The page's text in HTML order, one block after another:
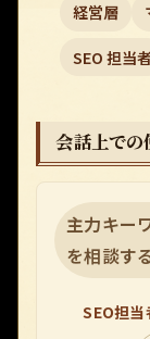
経営層
SEO 担当
会話上での
主力キー
を相談す
SEO担当